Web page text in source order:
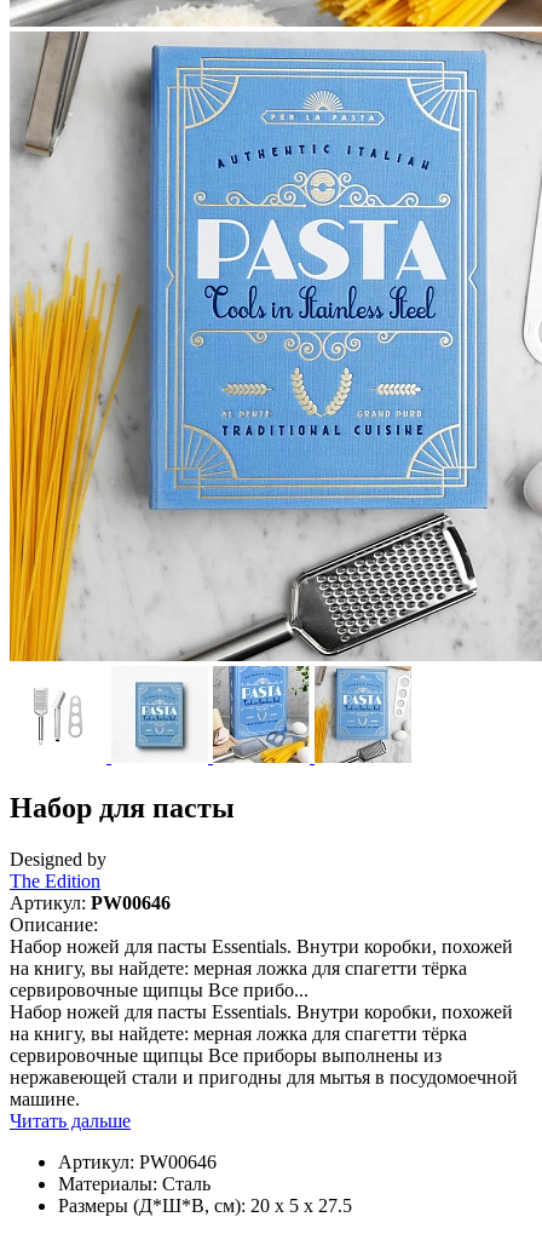
Набор для пасты
Designed by
The Edition
Артикул: PW00646
Описание:
Набор ножей для пасты Essentials. Внутри коробки, похожей
на книгу, вы найдете: мерная ложка для спагетти тёрка
сервировочные щипцы Все прибо...
Набор ножей для пасты Essentials. Внутри коробки, похожей
на книгу, вы найдете: мерная ложка для спагетти тёрка
сервировочные щипцы Все приборы выполнены из
нержавеющей стали и пригодны для мытья в посудомоечной
машине.
Читать дальше
Артикул: PW00646
Материалы: Сталь
Размеры (Д*Ш*В, см): 20 x 5 x 27.5